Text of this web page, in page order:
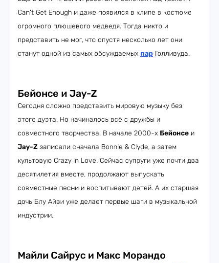
Can't Get Enough и даже появился в клипе в костюме
огромного плюшевого медведя. Тогда никто и
представить не мог, что спустя несколько лет они
станут одной из самых обсуждаемых пар Голливуда.
Бейонсе и Jay-Z
Сегодня сложно представить мировую музыку без
этого дуэта. Но начиналось всё с дружбы и
совместного творчества. В начале 2000-х Бейонсе и
Jay-Z записали сначала Bonnie & Clyde, а затем
культовую Crazy in Love. Сейчас супруги уже почти два
десятилетия вместе, продолжают выпускать
совместные песни и воспитывают детей. А их старшая
дочь Блу Айви уже делает первые шаги в музыкальной
индустрии.
Майли Сайрус и Макс Морандо